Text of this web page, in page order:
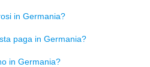
in Germania?
paga in Germania?
in Germania?